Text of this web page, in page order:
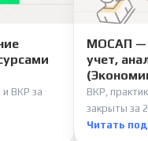
и ВКР за
МОСАП —
учет,
ВКР,
закрыты за
Читать